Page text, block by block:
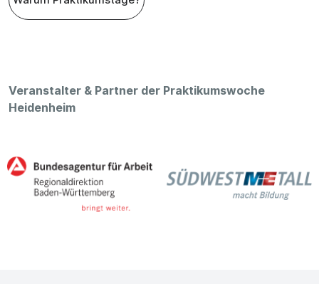
Veranstalter & Partner der Praktikumswoche
Heidenheim